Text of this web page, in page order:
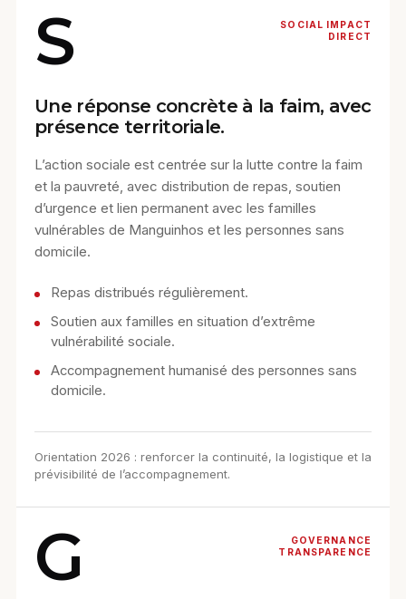
S
SOCIAL IMPACT
DIRECT
Une réponse concrète à la faim, avec
présence territoriale.
L’action sociale est centrée sur la lutte contre la faim
et la pauvreté, avec distribution de repas, soutien
d’urgence et lien permanent avec les familles
vulnérables de Manguinhos et les personnes sans
domicile.
Repas distribués régulièrement.
Soutien aux familles en situation d’extrême
vulnérabilité sociale.
Accompagnement humanisé des personnes sans
domicile.
Orientation 2026 : renforcer la continuité, la logistique et la
prévisibilité de l’accompagnement.
G
GOVERNANCE
TRANSPARENCE